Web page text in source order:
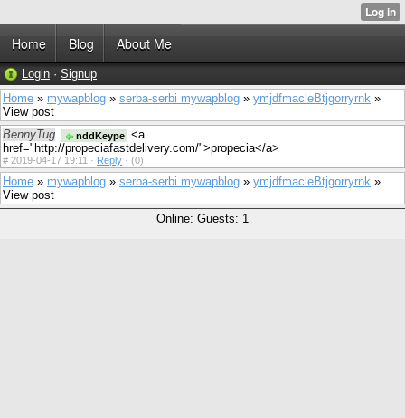
Home Blog About Me
Login · Signup
Home » mywapblog » serba-serbi mywapblog » ymjdfmacleBtjgorryrnk »
View post
BennyTug
nddKeype <a
href="http://propeciafastdelivery.com/">propecia</a>
# 2019-04-17 19:11 · Reply · (0)
Home » mywapblog » serba-serbi mywapblog » ymjdfmacleBtjgorryrnk »
View post
Online: Guests: 1